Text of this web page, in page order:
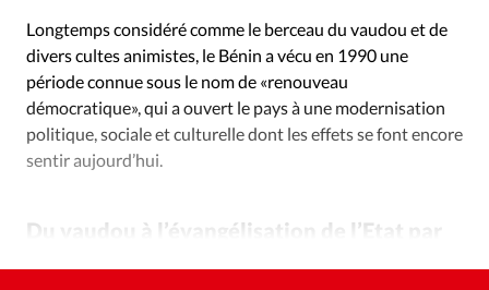
Opinions
Publireportage
Relations Aujourd'hui
Société
Tour du monde des Eglises
Trait d'Ixène
Vécu
Vie Intérieure
Longtemps considéré comme le berceau du vaudou et de
divers cultes animistes, le Bénin a vécu en 1990 une
période connue sous le nom de «renouveau
démocratique», qui a ouvert le pays à une modernisation
politique, sociale et culturelle dont les effets se font encore
sentir aujourd’hui.
Du vaudou à l’évangélisation de l’Etat par